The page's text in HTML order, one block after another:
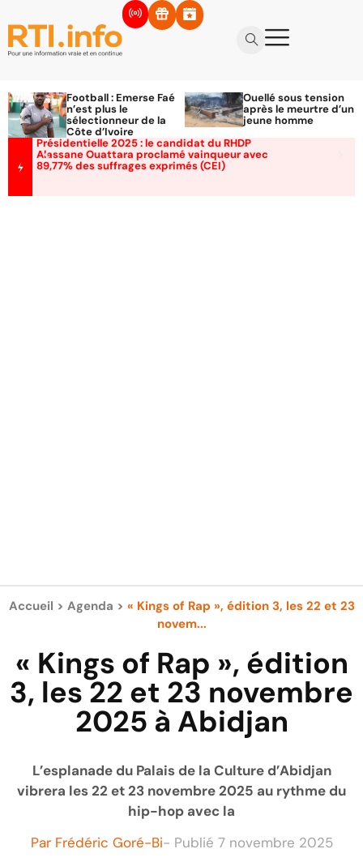
Football : Emerse Faé
n’est plus le
sélectionneur de la
Côte d’Ivoire
Ouellé sous tension
après le meurtre d’un
jeune homme
Présidentielle 2025 : le candidat du RHDP
Alassane Ouattara proclamé vainqueur avec
89,77% des suffrages exprimés (CEI)
Accueil > Agenda > « Kings of Rap », édition 3, les 22 et 23
novem...
« Kings of Rap », édition
3, les 22 et 23 novembre
2025 à Abidjan
L’esplanade du Palais de la Culture d’Abidjan
vibrera les 22 et 23 novembre 2025 au rythme du
hip-hop avec la
Par Frédéric Goré-Bi- Publié 7 novembre 2025